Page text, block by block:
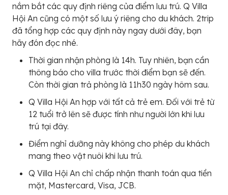
nắm bắt các quy định riêng của điểm lưu trú. Q Villa
Hội An cũng có một số lưu ý riêng cho du khách. 2trip
đã tổng hợp các quy định này ngay dưới đây, bạn
hãy đón đọc nhé.
Thời gian nhận phòng là 14h. Tuy nhiên, bạn cần
thông báo cho villa trước thời điểm bạn sẽ đến.
Còn thời gian trả phòng là 11h30 ngày hôm sau.
Q Villa Hội An hợp với tất cả trẻ em. Đối với trẻ từ
12 tuổi trở lên sẽ được tính như người lớn khi lưu
trú tại đây.
Điểm nghỉ dưỡng này không cho phép du khách
mang theo vật nuôi khi lưu trú.
Q Villa Hội An chỉ chấp nhận thanh toán qua tiền
mặt, Mastercard, Visa, JCB.